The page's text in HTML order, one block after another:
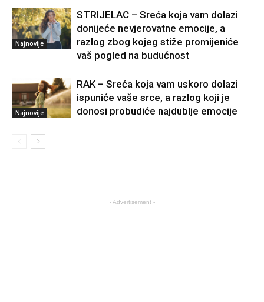
Najnovije
STRIJELAC – Sreća koja vam dolazi
donijeće nevjerovatne emocije, a
razlog zbog kojeg stiže promijeniće
vaš pogled na budućnost
Najnovije
RAK – Sreća koja vam uskoro dolazi
ispuniće vaše srce, a razlog koji je
donosi probudiće najdublje emocije
- Advertisement -